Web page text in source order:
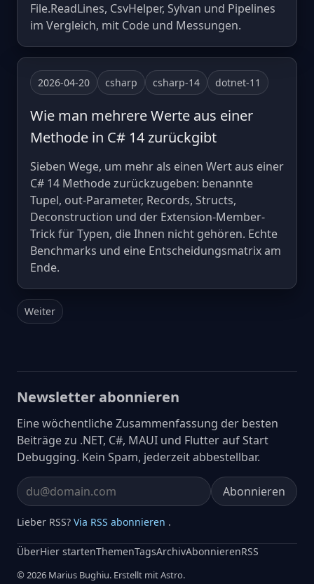
File.ReadLines, CsvHelper, Sylvan und Pipelines
im Vergleich, mit Code und Messungen.
2026-04-20 csharp csharp-14 dotnet-11
Wie man mehrere Werte aus einer
Methode in C# 14 zurückgibt
Sieben Wege, um mehr als einen Wert aus einer
C# 14 Methode zurückzugeben: benannte
Tupel, out-Parameter, Records, Structs,
Deconstruction und der Extension-Member-
Trick für Typen, die Ihnen nicht gehören. Echte
Benchmarks und eine Entscheidungsmatrix am
Ende.
Weiter
Newsletter abonnieren
Eine wöchentliche Zusammenfassung der besten
Beiträge zu .NET, C#, MAUI und Flutter auf Start
Debugging. Kein Spam, jederzeit abbestellbar.
Email address Abonnieren
Lieber RSS? Via RSS abonnieren .
ÜberHier startenThemenTagsArchivAbonnierenRSS
© 2026 Marius Bughiu. Erstellt mit Astro.